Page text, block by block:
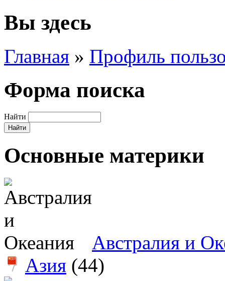
Вы здесь
Главная » Профиль
Форма поиска
Найти
Основные материки
Австралия и
Азия (44)